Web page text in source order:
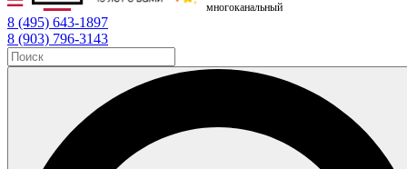
многоканальный
8 (495) 643-1897
8 (903) 796-3143